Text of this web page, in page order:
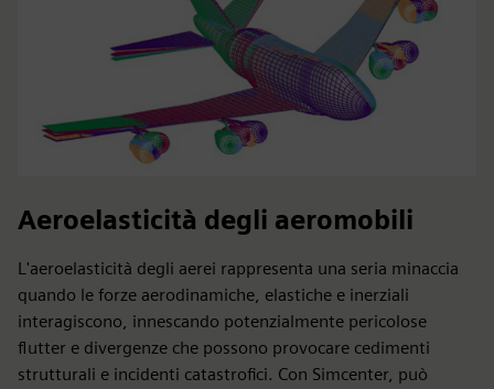
Aeroelasticità degli aeromobili
L'aeroelasticità degli aerei rappresenta una seria minaccia
quando le forze aerodinamiche, elastiche e inerziali
interagiscono, innescando potenzialmente pericolose
flutter e divergenze che possono provocare cedimenti
strutturali e incidenti catastrofici. Con Simcenter, può